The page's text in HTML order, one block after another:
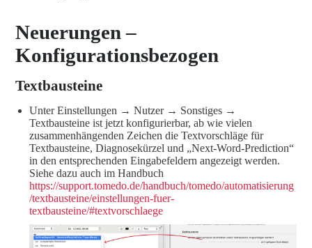
Neuerungen –
Konfigurationsbezogen
Textbausteine
Unter Einstellungen → Nutzer → Sonstiges →
Textbausteine ist jetzt konfigurierbar, ab wie vielen
zusammenhängenden Zeichen die Textvorschläge für
Textbausteine, Diagnosekürzel und „Next-Word-Prediction“
in den entsprechenden Eingabefeldern angezeigt werden.
Siehe dazu auch im Handbuch
https://support.tomedo.de/handbuch/tomedo/automatisierung
/textbausteine/einstellungen-fuer-
textbausteine/#textvorschlaege